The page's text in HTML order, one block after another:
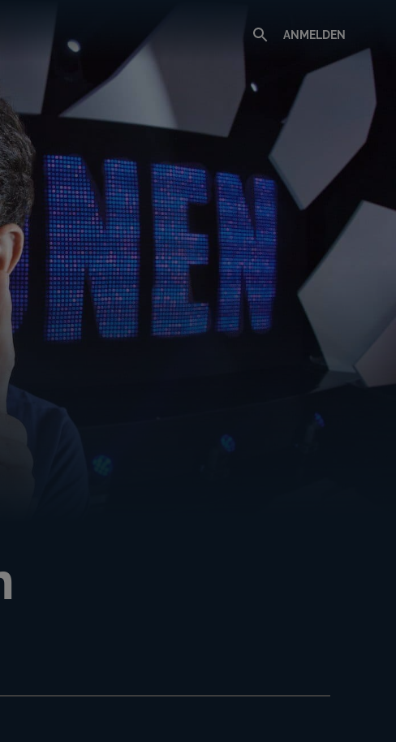
ANMELDEN